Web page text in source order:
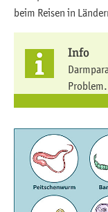
beim Reisen in
Info